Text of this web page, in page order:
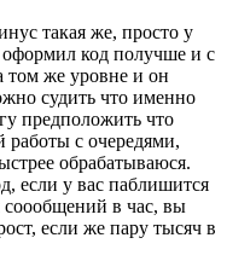
такая же, просто у
код получше и с
том же уровне и он
судить что именно
предположить что
работы с очередями,
обрабатываюся.
если у вас паблишится
соообщений в час, вы
если же пару тысяч в